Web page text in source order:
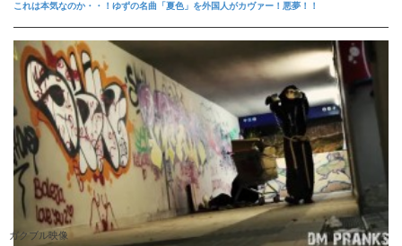
これは本気なのか・・！ゆずの名曲「夏色」を外国人がカヴァー！悪夢！！
ガクブル映像